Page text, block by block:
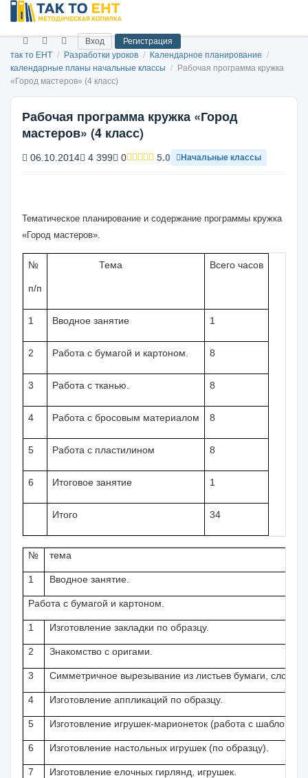
Вход
Регистрация
так то ЕНТ / Разработки уроков / Календарное планирование /
календарные планы начальные классы /
Рабочая программа кружка
«Город мастеров» (4 класс)
Рабочая программа кружка «Город
мастеров» (4 класс)
06.10.2014 4 399 0 5.0 Начальные классы
Тематическое планирование и содержание программы кружка
«Город мастеров».
№
п/п
Тема Всего часов
1 Вводное занятие 1
2 Работа с бумагой и картоном. 8
3 Работа с тканью. 8
4 Работа с бросовым материалом 8
5 Работа с пластилином 8
6 Итоговое занятие 1
Итого 34
№ тема
1 Вводное занятие.
Работа с бумагой и картоном.
1 Изготовление закладки по образцу.
2 Знакомство с оригами.
3 Симметричное вырезывание из листьев бумаги,
4 Изготовление аппликаций по образцу.
5 Изготовление игрушек-марионеток (работа с
6 Изготовление настольных игрушек (по образцу).
7 Изготовление елочных гирлянд, игрушек.